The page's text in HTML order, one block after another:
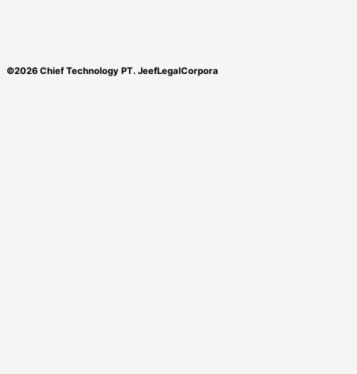
©2026 Chief Technology PT. JeefLegalCorpora